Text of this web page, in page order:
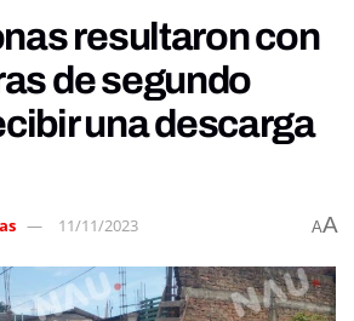
resultaron con
de segundo
una descarga
11/11/2023 AA